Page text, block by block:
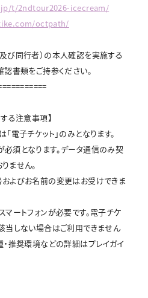
t/2ndtour2026-icecream/
octpath/
び同行者）の本人確認を実施する
書類をご持参ください。
る注意事項】
電子チケット」のみとなります。
須となります。データ通信のみ契
ません。
よびお名前の変更はお受けできま
ートフォンが必要です。電子チケ
当しない場合はご利用できません
・推奨環境などの詳細はプレイガイ